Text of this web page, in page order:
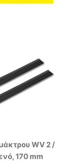
WV 2 /
170 mm